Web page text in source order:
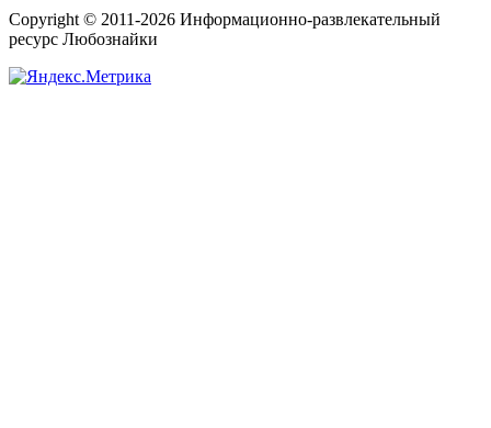
Copyright © 2011-2026 Информационно-развлекательный
ресурс Любознайки